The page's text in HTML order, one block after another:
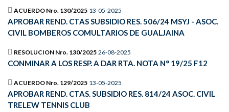
ACUERDO Nro. 130/2025 13-05-2025
APROBAR REND. CTAS SUBSIDIO RES. 506/24 MSYJ - ASOC.
CIVIL BOMBEROS COMULTARIOS DE GUALJAINA
RESOLUCION Nro. 130/2025 26-08-2025
CONMINAR A LOS RESP. A DAR RTA. NOTA N° 19/25 F12
ACUERDO Nro. 129/2025 13-05-2025
APROBAR REND. CTAS. SUBSIDIO RES. 814/24 ASOC. CIVIL
TRELEW TENNIS CLUB